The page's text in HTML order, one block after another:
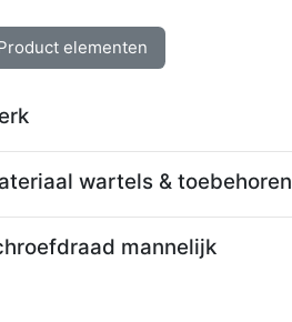
elementen
wartels & toebehoren
mannelijk